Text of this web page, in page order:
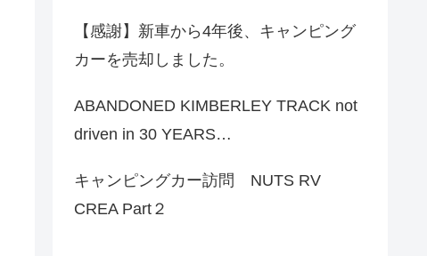
【感謝】新車から4年後、キャンピング
カーを売却しました。
ABANDONED KIMBERLEY TRACK not
driven in 30 YEARS…
キャンピングカー訪問 NUTS RV
CREA Part２